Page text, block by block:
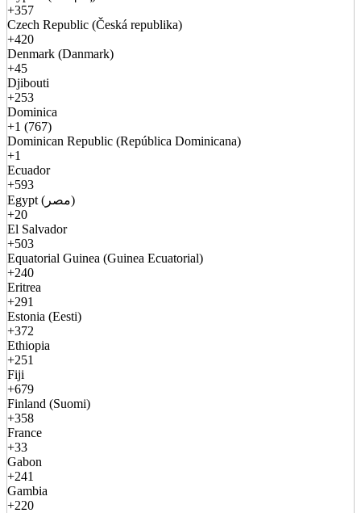
+357
Czech Republic (Česká republika)
+420
Denmark (Danmark)
+45
Djibouti
+253
Dominica
+1 (767)
Dominican Republic (República Dominicana)
+1
Ecuador
+593
Egypt (مصر)
+20
El Salvador
+503
Equatorial Guinea (Guinea Ecuatorial)
+240
Eritrea
+291
Estonia (Eesti)
+372
Ethiopia
+251
Fiji
+679
Finland (Suomi)
+358
France
+33
Gabon
+241
Gambia
+220